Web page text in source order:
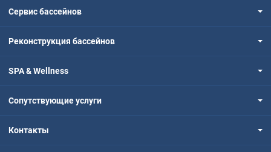
Сервис бассейнов
Реконструкция бассейнов
SPA & Wellness
Сопутствующие услуги
Контакты